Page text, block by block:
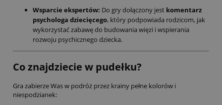
Wsparcie ekspertów: Do gry dołączony jest komentarz
psychologa dziecięcego, który podpowiada rodzicom, jak
wykorzystać zabawę do budowania więzi i wspierania
rozwoju psychicznego dziecka.
Co znajdziecie w pudełku?
Gra zabierze Was w podróż przez krainy pełne kolorów i
niespodzianek: